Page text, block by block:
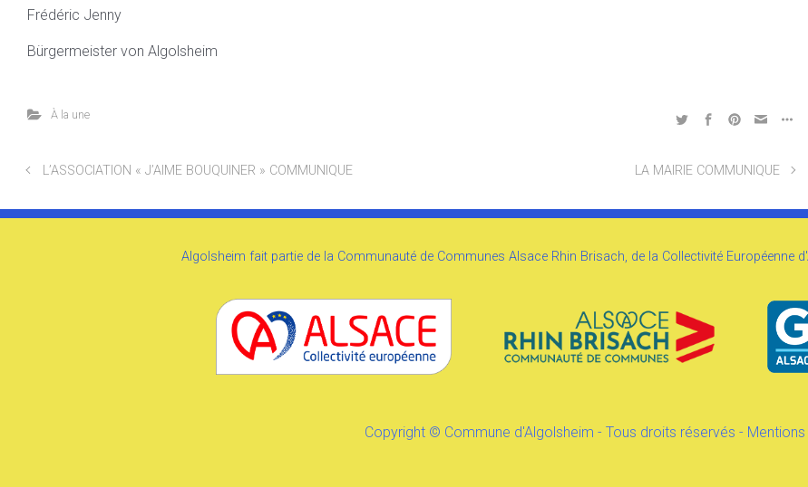
Frédéric Jenny
Bürgermeister von Algolsheim
À la une
L’ASSOCIATION « J’AIME BOUQUINER » COMMUNIQUE LA MAIRIE COMMUNIQUE
Algolsheim fait partie de la Communauté de Communes Alsace Rhin Brisach, de la Collectivité Européenne
Copyright © Commune d'Algolsheim - Tous droits réservés -